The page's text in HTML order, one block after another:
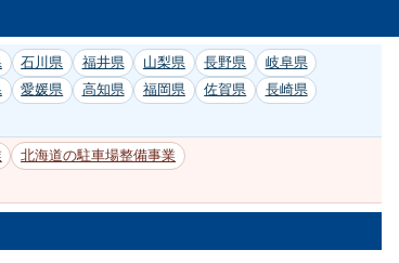
石川県 福井県 山梨県 長野県
岐阜県
愛媛県 高知県 福岡県 佐賀県
長崎県
北海道の駐車場整備事業